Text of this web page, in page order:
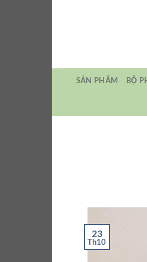
SẢN PHẨM BỘ
23
Th10